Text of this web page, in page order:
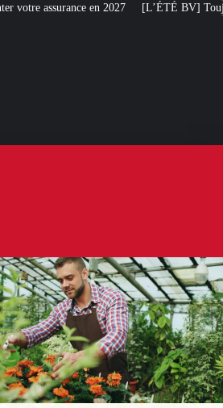
[L’ÉTÉ BV] Toujours plus de taxes : la